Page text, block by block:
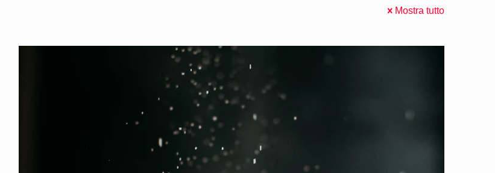
Mostra tutto